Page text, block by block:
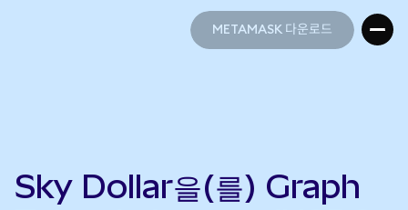
METAMASK 다운로드
Sky Dollar을(를) Graph